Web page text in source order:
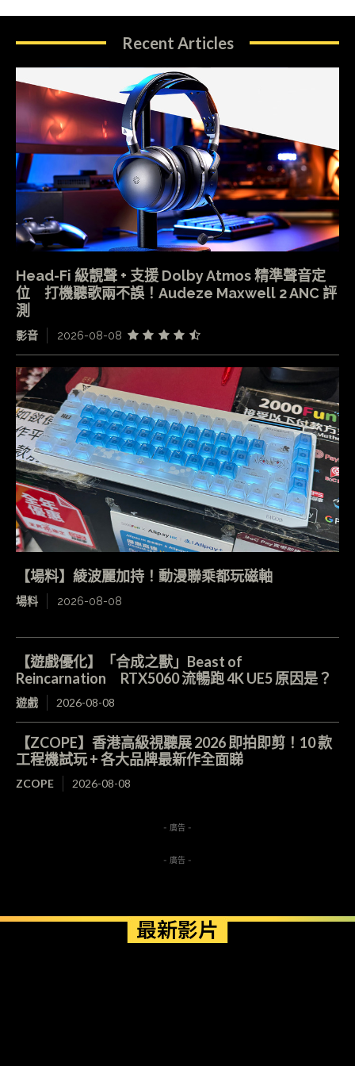
Recent Articles
Head-Fi 級靚聲 + 支援 Dolby Atmos 精準聲音定
位 打機聽歌兩不誤！Audeze Maxwell 2 ANC 評
測
影音 2026-08-08
【場料】綾波麗加持！動漫聯乘都玩磁軸
場料 2026-08-08
【遊戲優化】「合成之獸」Beast of
Reincarnation RTX5060 流暢跑 4K UE5 原因是？
遊戲 2026-08-08
【ZCOPE】香港高級視聽展 2026 即拍即剪！10 款
工程機試玩 + 各大品牌最新作全面睇
ZCOPE 2026-08-08
- 廣告 -
- 廣告 -
最新影片